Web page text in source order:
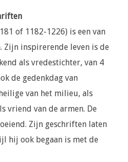
of 1182-1226) is een van
inspirerende leven is de
als vredestichter, van 4
de gedenkdag van
van het milieu, als
vriend van de armen. De
Zijn geschriften laten
hij ook begaan is met de